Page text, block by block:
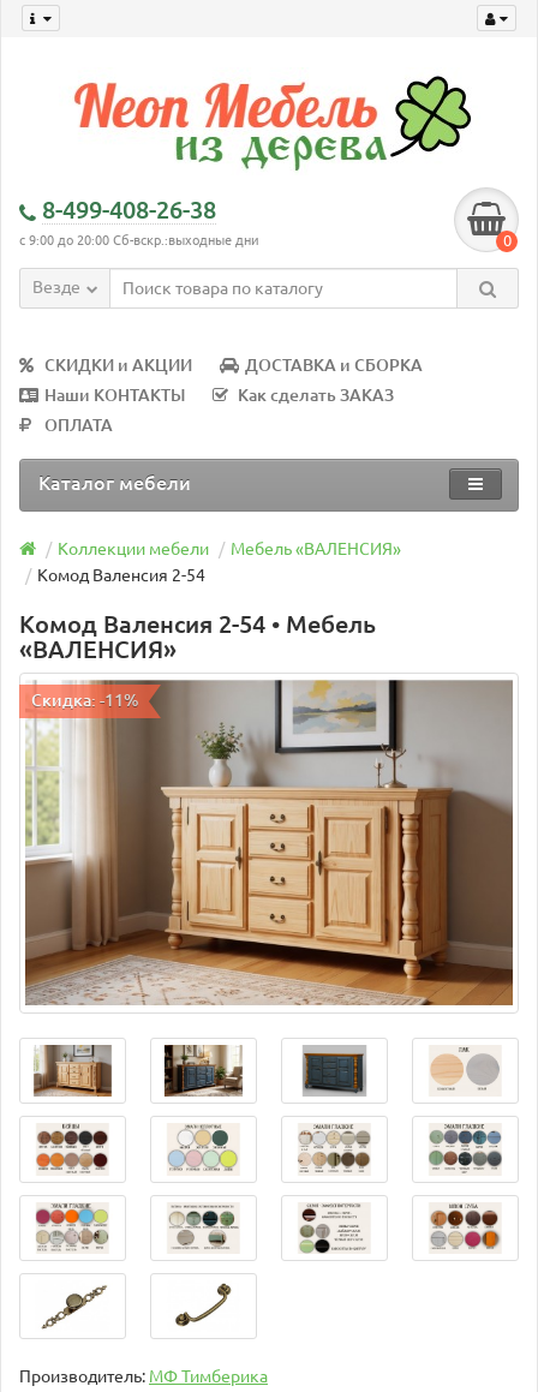
8-499-408-26-38
с 9:00 до 20:00 Сб-вскр.:выходные дни 0
Везде
СКИДКИ и АКЦИИ
ДОСТАВКА и СБОРКА
Наши КОНТАКТЫ
Как сделать ЗАКАЗ
ОПЛАТА
Каталог мебели
Коллекции мебели
Мебель «ВАЛЕНСИЯ»
Комод Валенсия 2-54
Комод Валенсия 2-54 • Мебель
«ВАЛЕНСИЯ»
Скидка: -11%
Производитель: МФ Тимберика